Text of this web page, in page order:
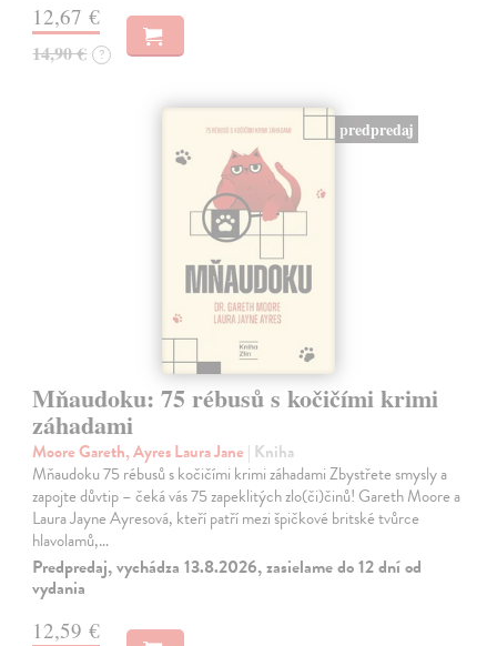
12,67 €
14,90 € ?
predpredaj
Mňaudoku: 75 rébusů s kočičími krimi
záhadami
Moore Gareth, Ayres Laura Jane | Kniha
Mňaudoku 75 rébusů s kočičími krimi záhadami Zbystřete smysly a
zapojte důvtip – čeká vás 75 zapeklitých zlo(či)činů! Gareth Moore a
Laura Jayne Ayresová, kteří patří mezi špičkové britské tvůrce
hlavolamů,…
Predpredaj, vychádza 13.8.2026, zasielame do 12 dní od
vydania
12,59 €